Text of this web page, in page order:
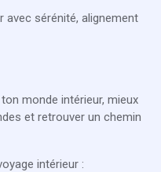
avec sérénité, alignement
monde intérieur, mieux
et retrouver un chemin
intérieur :